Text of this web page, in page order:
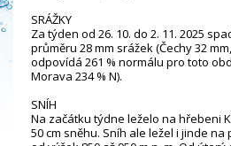
SRÁŽKY
Za týden od 26. 10. do 2. 11. 2025
průměru 28 mm srážek (Čechy 32
odpovídá 261 % normálu pro toto
Morava 234 % N).
SNÍH
Na začátku týdne leželo na hřebeni
50 cm sněhu. Sníh ale ležel i jinde